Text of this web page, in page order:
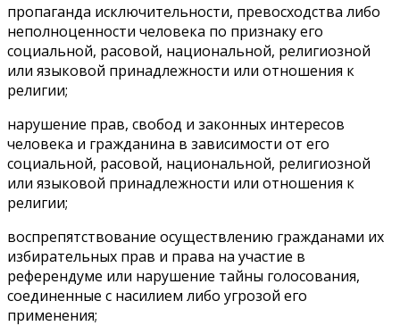
пропаганда исключительности, превосходства либо
неполноценности человека по признаку его
социальной, расовой, национальной, религиозной
или языковой принадлежности или отношения к
религии;
нарушение прав, свобод и законных интересов
человека и гражданина в зависимости от его
социальной, расовой, национальной, религиозной
или языковой принадлежности или отношения к
религии;
воспрепятствование осуществлению гражданами их
избирательных прав и права на участие в
референдуме или нарушение тайны голосования,
соединенные с насилием либо угрозой его
применения;